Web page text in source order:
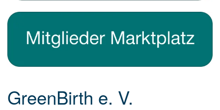
GreenBirth e. V.